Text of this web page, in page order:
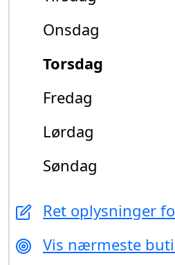
Onsdag
Torsdag
Fredag
Lørdag
Søndag
Ret oplysninger
Vis nærmeste